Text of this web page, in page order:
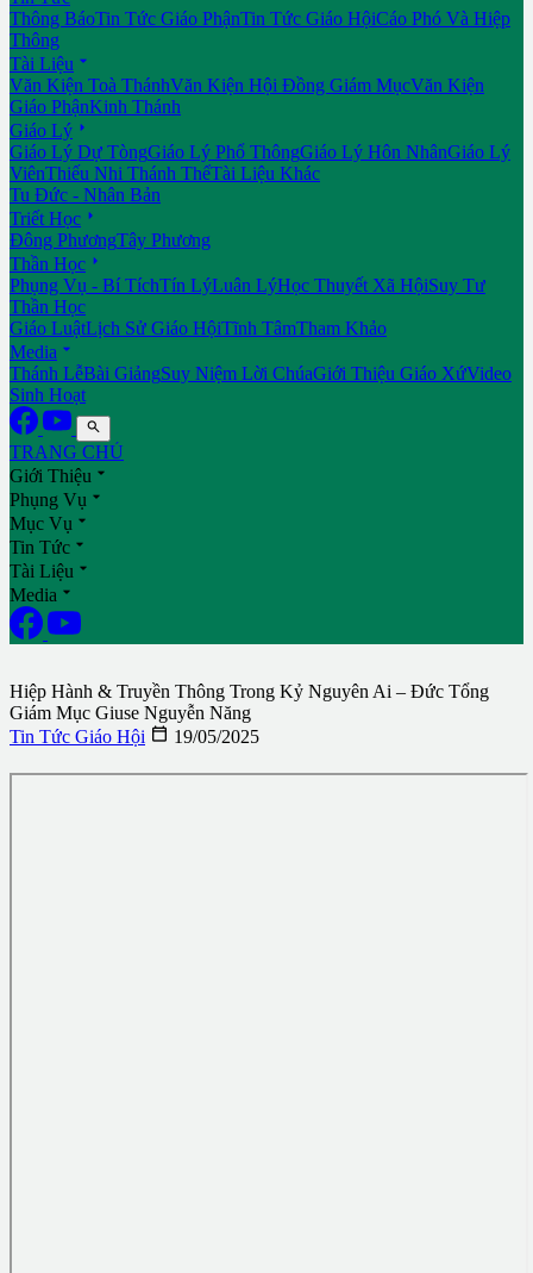
Thông BáoTin Tức Giáo PhậnTin Tức Giáo HộiCáo Phó Và Hiệp
Thông
Tài Liệu 
Văn Kiện Toà ThánhVăn Kiện Hội Đồng Giám MụcVăn Kiện
Giáo PhậnKinh Thánh
Giáo Lý 
Giáo Lý Dự TòngGiáo Lý Phổ ThôngGiáo Lý Hôn NhânGiáo Lý
ViênThiếu Nhi Thánh ThểTài Liệu Khác
Tu Đức - Nhân Bản
Triết Học 
Đông PhươngTây Phương
Thần Học 
Phụng Vụ - Bí TíchTín LýLuân LýHọc Thuyết Xã HộiSuy Tư
Thần Học
Giáo LuậtLịch Sử Giáo HộiTĩnh TâmTham Khảo
Media 
Thánh LễBài GiảngSuy Niệm Lời ChúaGiới Thiệu Giáo XứVideo
Sinh Hoạt

TRANG CHỦ
Giới Thiệu 
Phụng Vụ 
Mục Vụ 
Tin Tức 
Tài Liệu 
Media 
Hiệp Hành & Truyền Thông Trong Kỷ Nguyên Ai – Đức Tổng
Giám Mục Giuse Nguyễn Năng
Tin Tức Giáo Hội  19/05/2025